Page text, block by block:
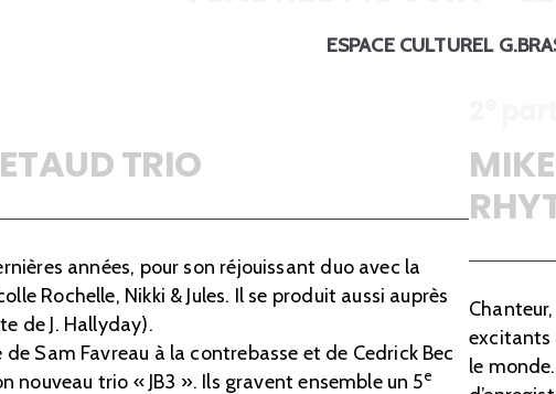
ESPACE CULTUREL
TRIO
années, pour son réjouissant duo avec la
Rochelle, Nikki & Jules. Il se produit aussi auprès
de J. Hallyday).
de Sam Favreau à la contrebasse et de Cedrick Bec
nouveau trio « JB3 ». Ils gravent ensemble un 5e
excitants
le